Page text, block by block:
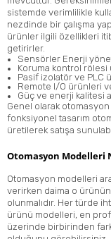
sistemde verimlilikle
nezdinde bir çalışma
ürünler ilgili özellikleri
getirirler.
Sensörler Enerji
Koruma kontrol
Pasif izolatör ve PLC
Remote I/O ürünleri
Güç ve enerji kalitesi
Genel olarak
fonksiyonel tasarım
üretilerek satışa
Otomasyon Modelleri
Otomasyon modelleri
verirken daima o
olunmalıdır. Her türde
ürünü modelleri, en
üzerinde birbirinden